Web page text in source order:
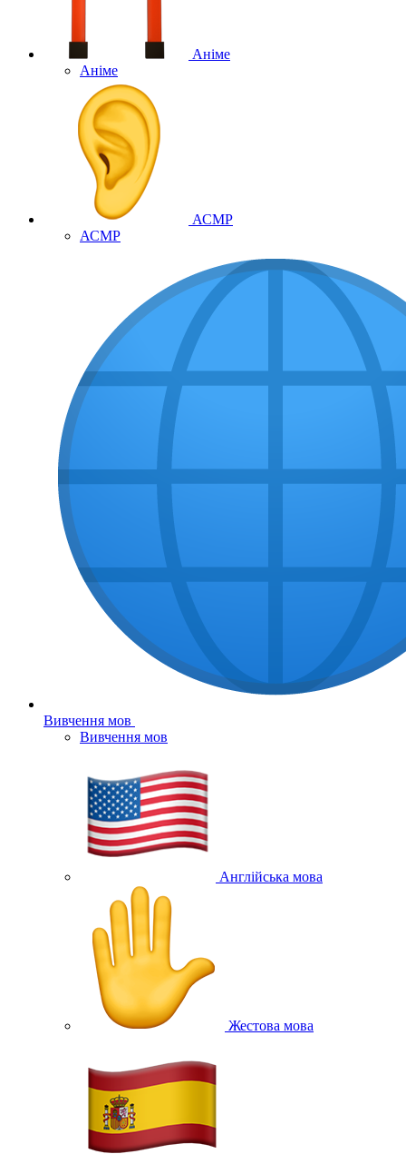
Аніме
Аніме
АСМР
АСМР
Вивчення мов
Вивчення мов
Англійська мова
Жестова мова